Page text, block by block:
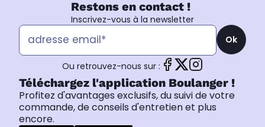
Restons en contact !
Inscrivez-vous à la newsletter
Ok
Ou retrouvez-nous sur :
Téléchargez l'application Boulanger !
Profitez d'avantages exclusifs, du suivi de votre
commande, de conseils d'entretien et plus
encore.